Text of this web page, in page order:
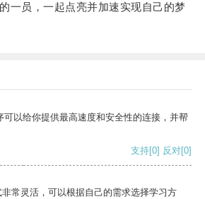
一员，一起点亮并加速实现自己的梦
以给你提供最高速度和安全性的连接，并帮
支持[0] 反对[0]
常灵活，可以根据自己的需求选择学习方